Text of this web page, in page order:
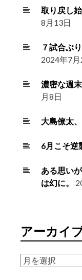
取り戻し
8月13日
７試合ぶ
2024年7月
濃密な週
月8日
大島僚太
6月こそ逆
ある思い
は幻に。
アーカイ
ア